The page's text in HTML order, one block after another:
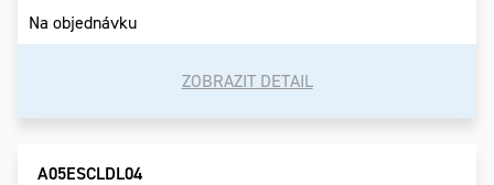
Na objednávku
ZOBRAZIT DETAIL
A05ESCLDL04